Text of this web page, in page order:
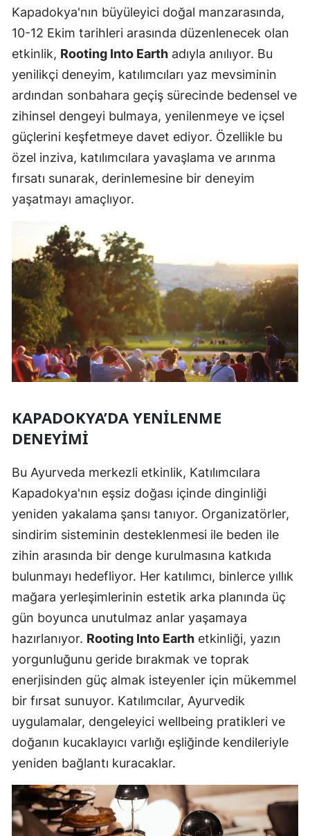
Kapadokya'nın büyüleyici doğal manzarasında,
10-12 Ekim tarihleri arasında düzenlenecek olan
etkinlik, Rooting Into Earth adıyla anılıyor. Bu
yenilikçi deneyim, katılımcıları yaz mevsiminin
ardından sonbahara geçiş sürecinde bedensel ve
zihinsel dengeyi bulmaya, yenilenmeye ve içsel
güçlerini keşfetmeye davet ediyor. Özellikle bu
özel inziva, katılımcılara yavaşlama ve arınma
fırsatı sunarak, derinlemesine bir deneyim
yaşatmayı amaçlıyor.
KAPADOKYA’DA YENILENME
DENEYIMI
Bu Ayurveda merkezli etkinlik, Katılımcılara
Kapadokya'nın eşsiz doğası içinde dinginliği
yeniden yakalama şansı tanıyor. Organizatörler,
sindirim sisteminin desteklenmesi ile beden ile
zihin arasında bir denge kurulmasına katkıda
bulunmayı hedefliyor. Her katılımcı, binlerce yıllık
mağara yerleşimlerinin estetik arka planında üç
gün boyunca unutulmaz anlar yaşamaya
hazırlanıyor. Rooting Into Earth etkinliği, yazın
yorgunluğunu geride bırakmak ve toprak
enerjisinden güç almak isteyenler için mükemmel
bir fırsat sunuyor. Katılımcılar, Ayurvedik
uygulamalar, dengeleyici wellbeing pratikleri ve
doğanın kucaklayıcı varlığı eşliğinde kendileriyle
yeniden bağlantı kuracaklar.